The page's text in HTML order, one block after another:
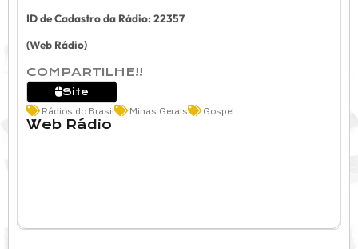
ID de Cadastro da Rádio: 22357
(Web Rádio)
COMPARTILHE!!
Site
Rádios do Brasil
Minas Gerais Gospel
Web Rádio